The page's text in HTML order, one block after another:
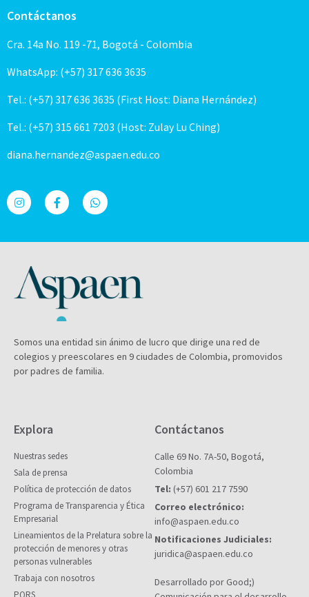
Contáctanos
Cra. 14a No. 119 -71, Bogotá - Colombia
WhatsApp: (+57) 317 636 3635
Tel.: (+57) 317 636 3635 (First Host: Diana Hernández)
Tel.: (+57) 315 661 7203 (Host: Zulay Lu Ching)
diana.hernandez@aspaen.edu.co
Somos una entidad sin ánimo de lucro que dirige una red de
colegios y preescolares en 9 ciudades de Colombia, promovidos
por padres de familia.
Explora
Nuestras sedes
Sala de prensa
Política de protección de datos
Programa de Transparencia y Ética
Empresarial
Lineamientos de la Prelatura sobre la
protección de menores y otras
personas vulnerables
Trabaja con nosotros
PQRS
Contáctanos
Calle 69 No. 7A-50, Bogotá,
Colombia
Tel: (+57) 601 217 7590
Correo electrónico:
info@aspaen.edu.co
Notificaciones Judiciales:
juridica@aspaen.edu.co
Desarrollado por Good;)